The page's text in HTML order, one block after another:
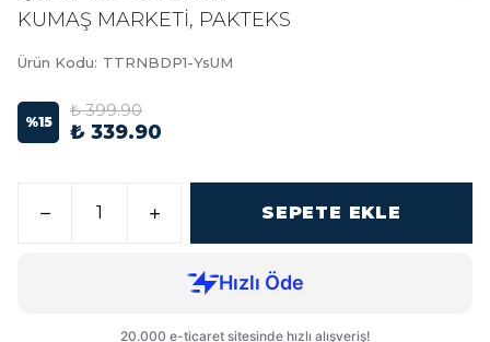
KUMAŞ MARKETİ, PAKTEKS
Ürün Kodu: TTRNBDP1-YsUM
%15
₺ 399.90
₺ 339.90
SEPETE EKLE